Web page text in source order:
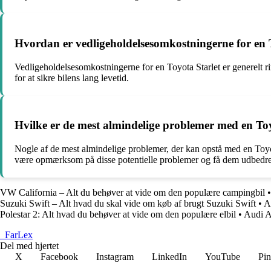
Hvordan er vedligeholdelsesomkostningerne for en
Vedligeholdelsesomkostningerne for en Toyota Starlet er generelt
for at sikre bilens lang levetid.
Hvilke er de mest almindelige problemer med en
Nogle af de mest almindelige problemer, der kan opstå med en
være opmærksom på disse potentielle problemer og få dem
VW California – Alt du behøver at vide om den populære campingbil
Suzuki Swift – Alt hvad du skal vide om køb af brugt Suzuki Swift •
Polestar 2: Alt hvad du behøver at vide om den populære elbil • Audi
FarLex
Del med hjertet
X
Facebook Instagram LinkedIn YouTube